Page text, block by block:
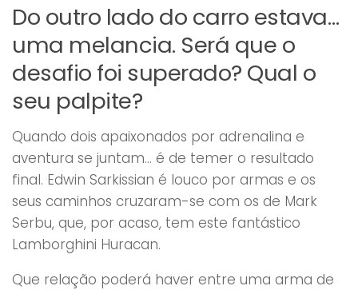
Do outro lado do carro estava…
uma melancia. Será que o
desafio foi superado? Qual o
seu palpite?
Quando dois apaixonados por adrenalina e
aventura se juntam… é de temer o resultado
final. Edwin Sarkissian é louco por armas e os
seus caminhos cruzaram-se com os de Mark
Serbu, que, por acaso, tem este fantástico
Lamborghini Huracan.
Que relação poderá haver entre uma arma de